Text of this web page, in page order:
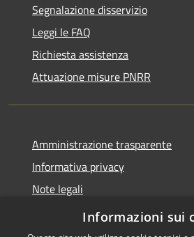
Segnalazione disservizio
Leggi le FAQ
Richiesta assistenza
Attuazione misure PNRR
Amministrazione trasparente
Informativa privacy
Note legali
Dichiarazione di accessibilità
Informazioni sui